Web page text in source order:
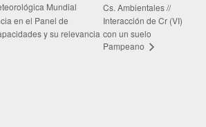
Mundial
en el Panel de
y su relevancia
Cs. Ambientales //
Interacción de Cr (VI)
con un suelo
Pampeano